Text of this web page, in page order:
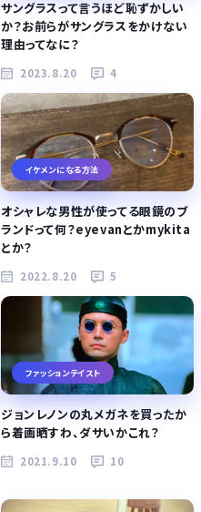
サングラスって言うほど恥ずかしい
か？お前らがサングラスをかけない
理由ってなに？
2023.8.20 4
イケメンになる方法
オシャレな男性が使ってる眼鏡のブ
ランドって何？eyevanとかmykita
とか？
2022.8.20 5
ファッションテイスト
ジョンレノンの丸メガネを買ったか
ら着画晒すわ、ダサいかこれ？
2021.9.10 10